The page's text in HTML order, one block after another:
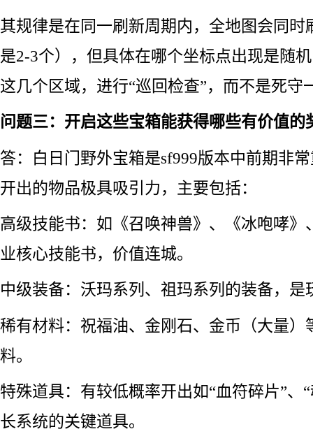
其规律是在同一刷新周期内，全地图会同时
是2-3个），但具体在哪个坐标点出现是随
这几个区域，进行“巡回检查”，而不是死守
问题三：开启这些宝箱能获得哪些有价值的
答：白日门野外宝箱是sf999版本中前期非
开出的物品极具吸引力，主要包括：
高级技能书：如《召唤神兽》、《冰咆哮》
业核心技能书，价值连城。
中级装备：沃玛系列、祖玛系列的装备，是
稀有材料：祝福油、金刚石、金币（大量）
料。
特殊道具：有较低概率开出如“血符碎片”、
长系统的关键道具。